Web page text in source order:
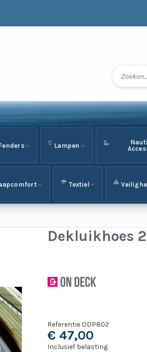
Lampen
Textiel
Dekluikhoes
Referentie ODP802
€ 47,00
Inclusief belasting